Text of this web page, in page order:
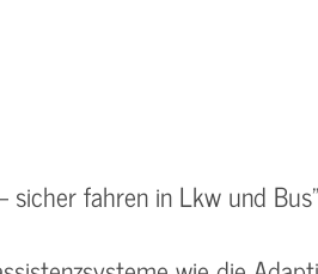
sicher fahren in Lkw und Bus"